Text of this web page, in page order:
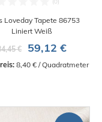
Loveday Tapete 86753
Liniert Weiß
€
59,12 €
8,40 € / Quadratmeter